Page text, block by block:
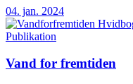
04. jan. 2024
Publikation
Vand for fremtiden